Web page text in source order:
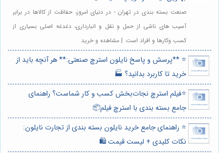
صنعت بسته بندی در تهران - در دنیای امروز، حفاظت از کالاها در برابر
آسیب های ناشی از حمل و نقل و انبارداری، دغدغه اصلی بسیاری از
کسب وکارها و افراد است. | مشاهده و خرید
⭐️ **پرسش و پاسخ نایلون استرچ صنعتی:** هر آنچه باید از
خرید تا کاربرد بدانید؟ 🏭
⭐️فیلم استرچ نجات‌بخش کسب و کار شماست؟ راهنمای
جامع بسته بندی با استرچ فیلم📦
⭐️ راهنمای جامع خرید نایلون بسته بندی از تجارت نایلون:
نکات کلیدی + لیست قیمت 🛍️